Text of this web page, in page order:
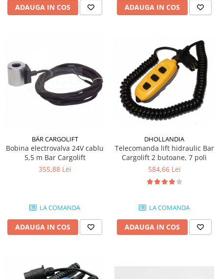
ADAUGA IN COS ADAUGA IN COS
BÄR CARGOLIFT
Bobina electrovalva 24V cablu
5,5 m Bar Cargolift
355,88 Lei
LA COMANDA
ADAUGA IN COS
DHOLLANDIA
Telecomanda lift hidraulic Bar
Cargolift 2 butoane, 7 poli
584,66 Lei
LA COMANDA
ADAUGA IN COS